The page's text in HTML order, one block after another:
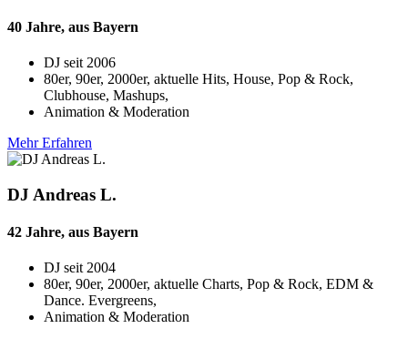
40 Jahre, aus Bayern
DJ seit 2006
80er, 90er, 2000er, aktuelle Hits, House, Pop & Rock,
Clubhouse, Mashups,
Animation & Moderation
Mehr Erfahren
DJ Andreas L.
42 Jahre, aus Bayern
DJ seit 2004
80er, 90er, 2000er, aktuelle Charts, Pop & Rock, EDM &
Dance. Evergreens,
Animation & Moderation